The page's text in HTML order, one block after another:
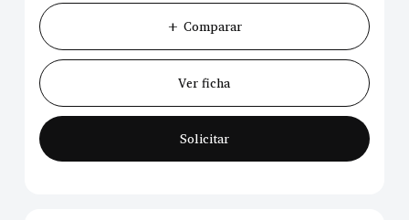
+ Comparar
Ver ficha
Solicitar